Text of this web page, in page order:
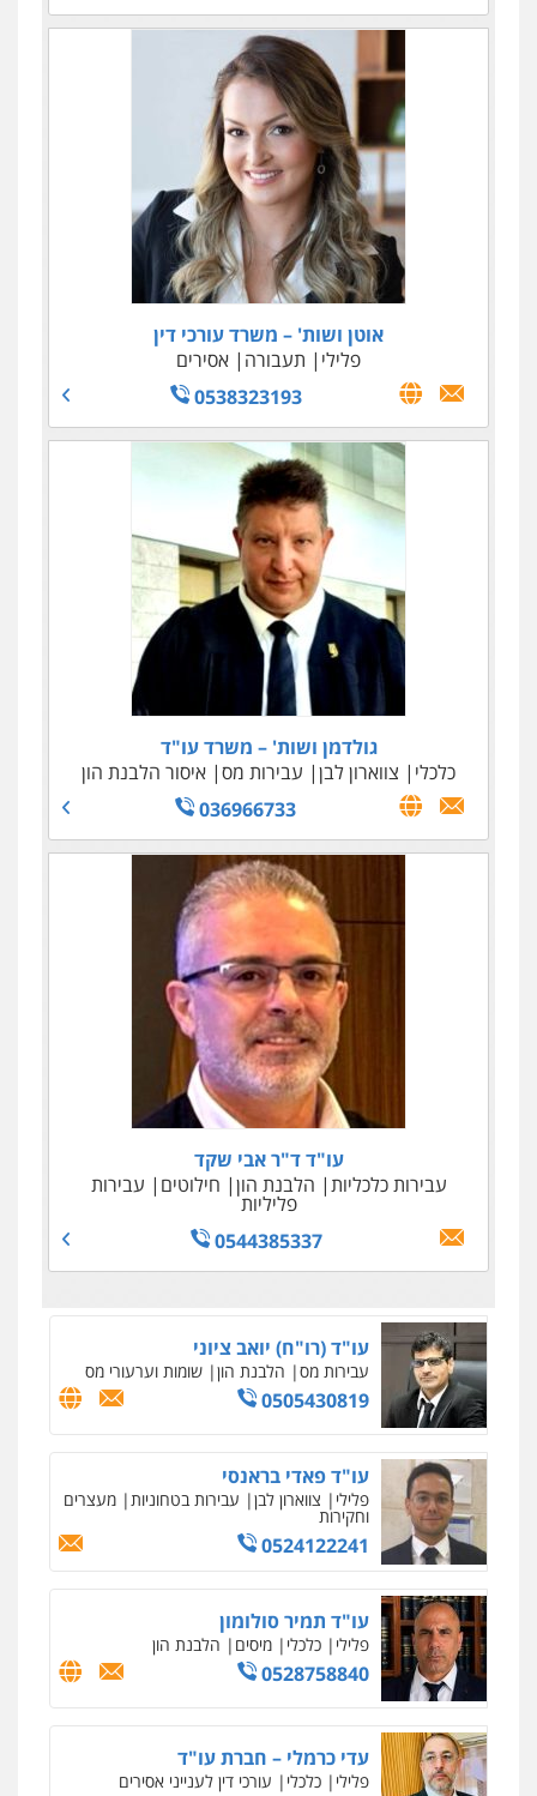
אוטן ושות' – משרד עורכי דין
פלילי
תעבורה
אסירים
0538323193
גולדמן ושות' – משרד עו"ד
כלכלי
צווארון לבן עבירות מס איסור הלבנת הון
036966733
עו"ד ד"ר אבי שקד
עבירות כלכליות
הלבנת הון חילוטים עבירות
פליליות
0544385337
עו"ד (רו"ח) יואב ציוני
עבירות מס הלבנת הון שומות וערעורי מס
0505430819
עו"ד פאדי בראנסי
פלילי צווארון לבן עבירות בטחוניות מעצרים
וחקירות
0524122241
עו"ד תמיר סולומון
פלילי כלכלי מיסים הלבנת הון
0528758840
עדי כרמלי – חברת עו"ד
פלילי כלכלי עורכי דין לענייני אסירים